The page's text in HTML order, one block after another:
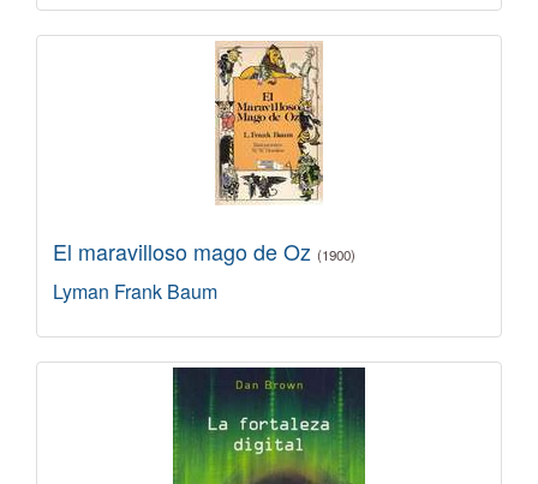
El maravilloso mago de Oz (1900)
Lyman Frank Baum